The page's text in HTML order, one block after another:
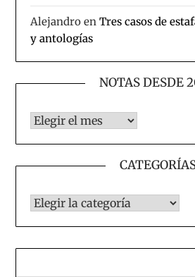
Alejandro enTres casos de
y antologías
NOTAS DESDE
Notas desde 2004
CATEGORÍAS